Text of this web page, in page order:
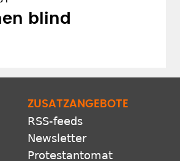
blind
ZUSATZANGEBOTE
RSS-feeds
Newsletter
Protestantomat